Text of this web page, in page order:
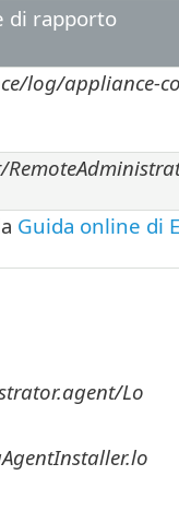
di rapporto
log/appliance-
Guida online di
Lo